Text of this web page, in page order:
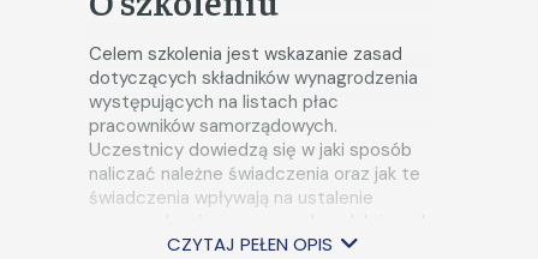
Celem szkolenia jest wskazanie zasad
dotyczących składników wynagrodzenia
występujących na listach płac
pracowników samorządowych.
Uczestnicy dowiedzą się w jaki sposób
naliczać należne świadczenia oraz jak te
świadczenia wpływają na ustalenie
wynagrodzenia za czasu urlopu lub innych
nieobecności, ekwiwalentu za
CZYTAJ PEŁEN OPIS